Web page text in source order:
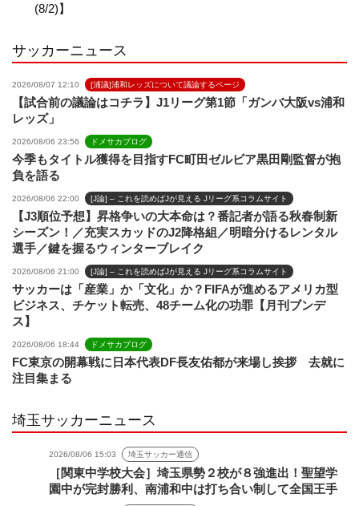
(8/2)】
サッカーニュース
2026/08/07 12:10 [浦議]浦和レッズについて議論するページ
【試合前の議論はコチラ】J1リーグ第1節「ガンバ大阪vs浦和
レッズ」
2026/08/06 23:56 ドメサカブログ
今季もタイトル獲得を目指すFC町田ゼルビア黒田剛監督が抱
負を語る
2026/08/06 22:00 [J論] – これを読めばJが見える Jリーグ系コラムサイト
【J3順位予想】昇格争いの大本命は？番記者が語る秋春制新
シーズン！／充実スカッドのJ2降格組／明暗分けるレンタル
選手／鍵を握るウィンターブレイク
2026/08/06 21:00 [J論] – これを読めばJが見える Jリーグ系コラムサイト
サッカーは「産業」か「文化」か？FIFAが進めるアメリカ型
ビジネス、チケット転売、48チーム化の功罪【月刊ブンデ
ス】
2026/08/06 18:44 ドメサカブログ
FC東京の開幕戦に日本代表DF長友佑都が来場し挨拶 去就に
注目集まる
埼玉サッカーニュース
2026/08/06 15:03 埼玉サッカー通信
［関東中学校大会］埼玉県勢２校が８強進出！聖望学
園中が完封勝利、南浦和中は打ち合い制して全国王手